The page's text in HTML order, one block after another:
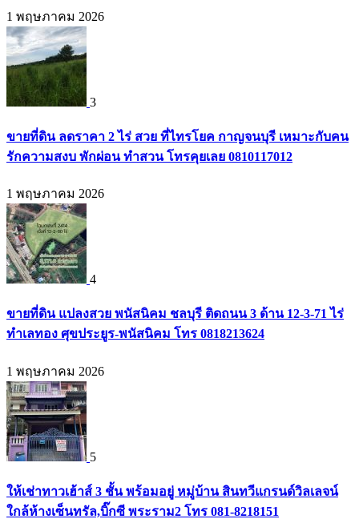
1 พฤษภาคม 2026
3
ขายที่ดิน ลดราคา 2 ไร่ สวย ที่ไทรโยค กาญจนบุรี เหมาะกับคน
รักความสงบ พักผ่อน ทำสวน โทรคุยเลย 0810117012
1 พฤษภาคม 2026
4
ขายที่ดิน แปลงสวย พนัสนิคม ชลบุรี ติดถนน 3 ด้าน 12-3-71 ไร่
ทำเลทอง ศุขประยูร-พนัสนิคม โทร 0818213624
1 พฤษภาคม 2026
5
ให้เช่าทาวเฮ้าส์ 3 ชั้น พร้อมอยู่ หมู่บ้าน สินทวีแกรนด์วิลเลจน์
ใกล้ห้างเซ็นทรัล,บิ๊กซี พระราม2 โทร 081-8218151